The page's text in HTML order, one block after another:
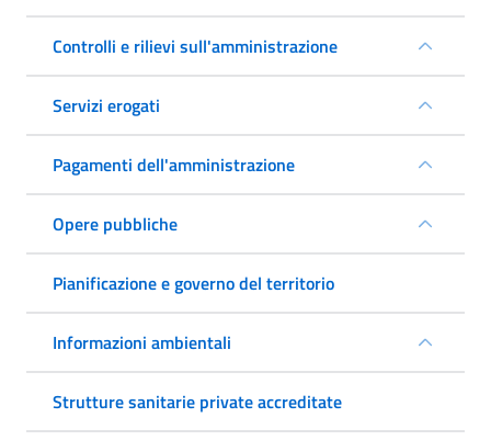
Controlli e rilievi sull'amministrazione
Servizi erogati
Pagamenti dell'amministrazione
Opere pubbliche
Pianificazione e governo del territorio
Informazioni ambientali
Strutture sanitarie private accreditate